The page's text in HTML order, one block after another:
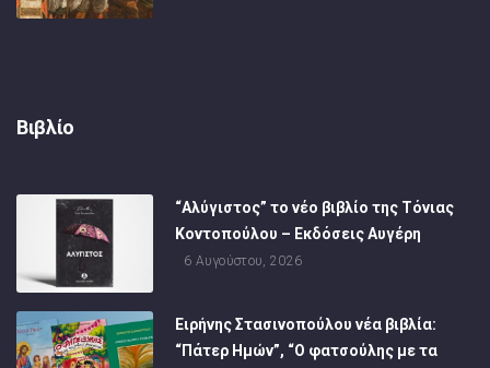
Βιβλίο
“Αλύγιστος” το νέο βιβλίο της Τόνιας
Κοντοπούλου – Εκδόσεις Αυγέρη
6 Αυγούστου, 2026
Ειρήνης Στασινοπούλου νέα βιβλία:
“Πάτερ Ημών”, “Ο φατσούλης με τα